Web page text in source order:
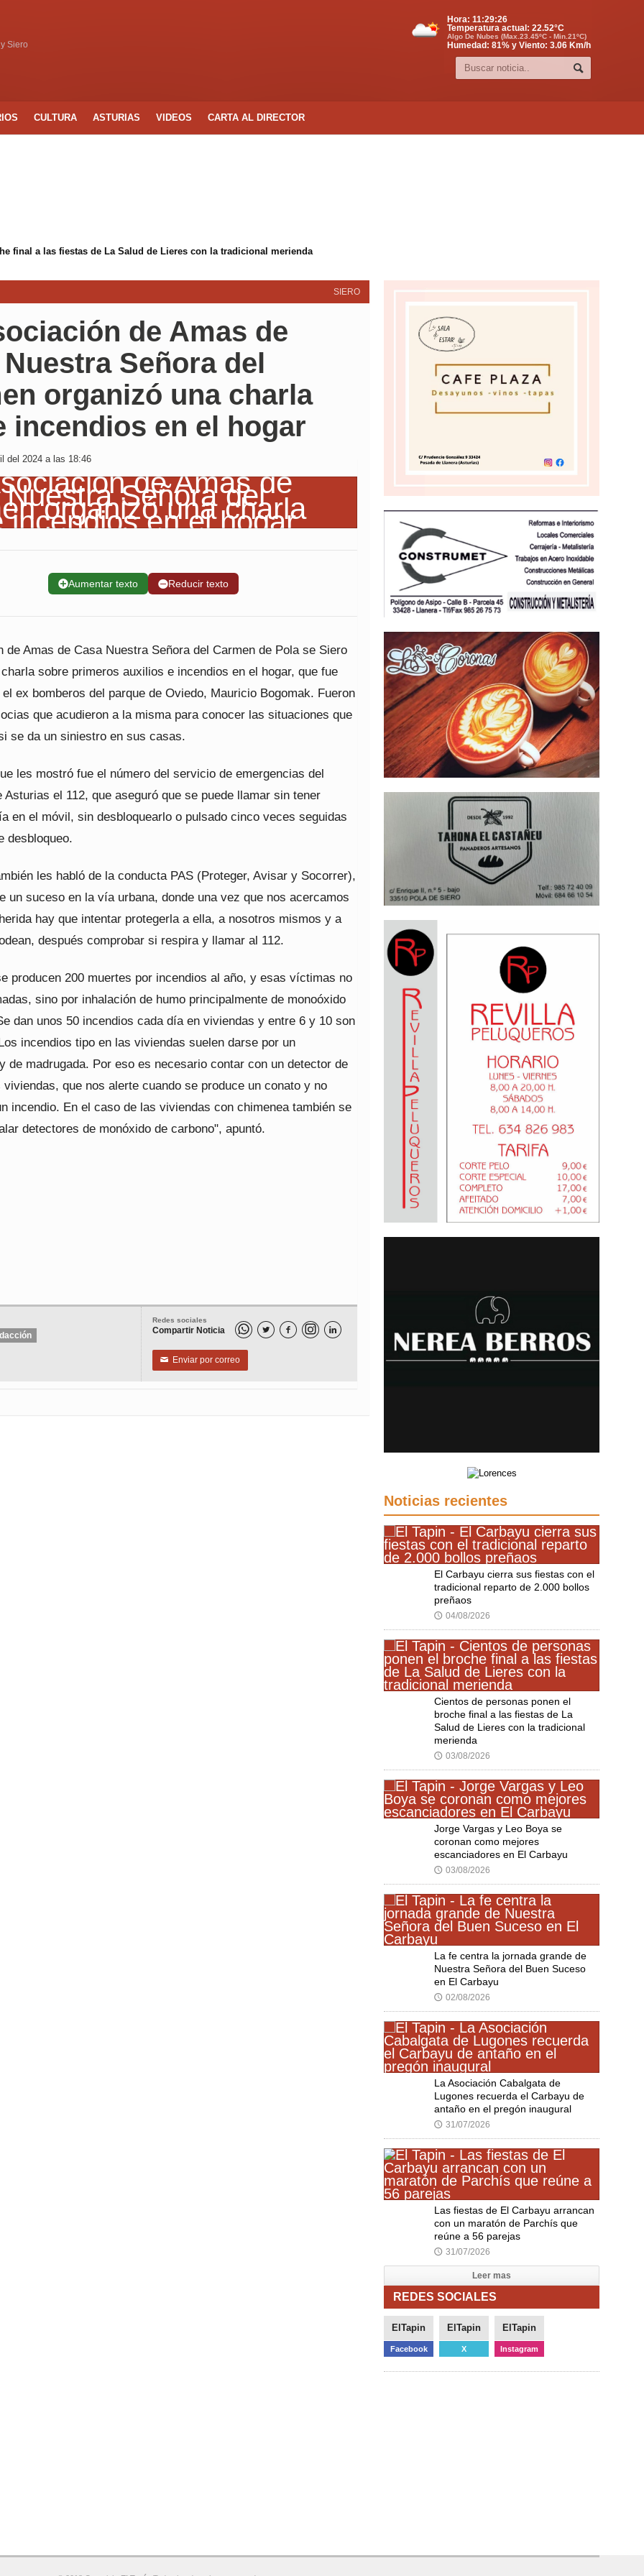
Siero
Hora: 11:29:27
Temperatura actual: 22.52°C
Algo De Nubes (Max.23.45ºC - Min.21ºC)
Humedad: 81% y Viento: 3.06 Km/h
CULTURA ASTURIAS VIDEOS CARTA AL DIRECTOR
final a las fiestas de La Salud de Lieres con la tradicional merienda
SIERO
de Amas de
Señora del
organizó una charla
incendios en el hogar
del 2024 a las 18:46
➕Aumentar texto ➖Reducir texto
de Amas de Casa Nuestra Señora del Carmen de Pola se Siero
sobre primeros auxilios e incendios en el hogar, que fue
ex bomberos del parque de Oviedo, Mauricio Bogomak. Fueron
que acudieron a la misma para conocer las situaciones que
se da un siniestro en sus casas.
les mostró fue el número del servicio de emergencias del
Asturias el 112, que aseguró que se puede llamar sin tener
en el móvil, sin desbloquearlo o pulsado cinco veces seguidas
desbloqueo.
les habló de la conducta PAS (Proteger, Avisar y Socorrer),
un suceso en la vía urbana, donde una vez que nos acercamos
hay que intentar protegerla a ella, a nosotros mismos y a
después comprobar si respira y llamar al 112.
producen 200 muertes por incendios al año, y esas víctimas no
sino por inhalación de humo principalmente de monoóxido
dan unos 50 incendios cada día en viviendas y entre 6 y 10 son
incendios tipo en las viviendas suelen darse por un
de madrugada. Por eso es necesario contar con un detector de
viviendas, que nos alerte cuando se produce un conato y no
incendio. En el caso de las viviendas con chimenea también se
detectores de monóxido de carbono", apuntó.
Redes sociales
Compartir Noticia   
✉ Enviar por correo
Noticias recientes
El Carbayu cierra sus fiestas con el
tradicional reparto de 2.000 bollos
preñaos
🕔 04/08/2026
Cientos de personas ponen el
broche final a las fiestas de La
Salud de Lieres con la tradicional
merienda
🕔 03/08/2026
Jorge Vargas y Leo Boya se
coronan como mejores
escanciadores en El Carbayu
🕔 03/08/2026
La fe centra la jornada grande de
Nuestra Señora del Buen Suceso
en El Carbayu
🕔 02/08/2026
La Asociación Cabalgata de
Lugones recuerda el Carbayu de
antaño en el pregón inaugural
🕔 31/07/2026
Las fiestas de El Carbayu arrancan
con un maratón de Parchís que
reúne a 56 parejas
🕔 31/07/2026
Leer mas
REDES SOCIALES
ElTapin
Facebook
ElTapin
X
ElTapin
Instagram